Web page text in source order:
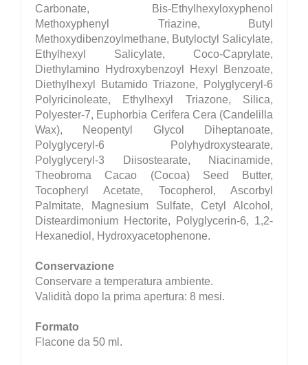
Carbonate, Bis-Ethylhexyloxyphenol
Methoxyphenyl Triazine, Butyl
Methoxydibenzoylmethane, Butyloctyl Salicylate,
Ethylhexyl Salicylate, Coco-Caprylate,
Diethylamino Hydroxybenzoyl Hexyl Benzoate,
Diethylhexyl Butamido Triazone, Polyglyceryl-6
Polyricinoleate, Ethylhexyl Triazone, Silica,
Polyester-7, Euphorbia Cerifera Cera (Candelilla
Wax), Neopentyl Glycol Diheptanoate,
Polyglyceryl-6 Polyhydroxystearate,
Polyglyceryl-3 Diisostearate, Niacinamide,
Theobroma Cacao (Cocoa) Seed Butter,
Tocopheryl Acetate, Tocopherol, Ascorbyl
Palmitate, Magnesium Sulfate, Cetyl Alcohol,
Disteardimonium Hectorite, Polyglycerin-6, 1,2-
Hexanediol, Hydroxyacetophenone.
Conservazione
Conservare a temperatura ambiente.
Validità dopo la prima apertura: 8 mesi.
Formato
Flacone da 50 ml.